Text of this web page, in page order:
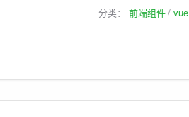
分类：前端组件